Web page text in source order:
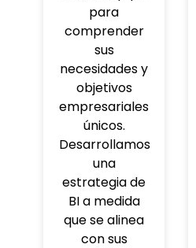
para
comprender
sus
necesidades y
objetivos
empresariales
únicos.
Desarrollamos
una
estrategia de
BI a medida
que se alinea
con sus